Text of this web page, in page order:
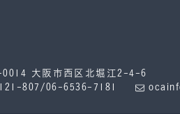
大阪市西区北堀江2-4-6
807/06-6536-7181